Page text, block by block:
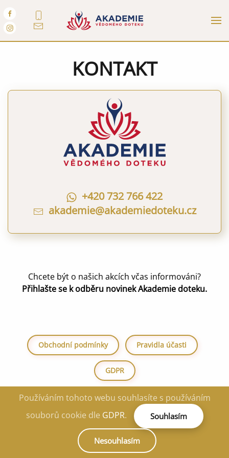
KONTAKT
+420 732 766 422
akademie@akademiedoteku.cz
Chcete být o našich akcích včas informováni?
Přihlašte se k odběru novinek Akademie doteku.
Obchodní podmínky Pravidla účasti
GDPR
© 2024 ARURA, s.r.o.
Používáním tohoto webu souhlasíte s používáním
souborů cookie dle GDPR. Souhlasím
Nesouhlasím